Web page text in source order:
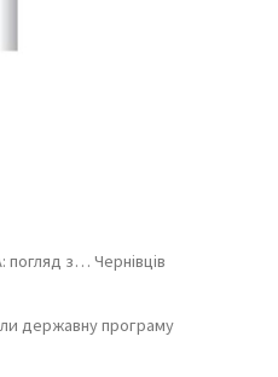
з… Чернівців
державну програму